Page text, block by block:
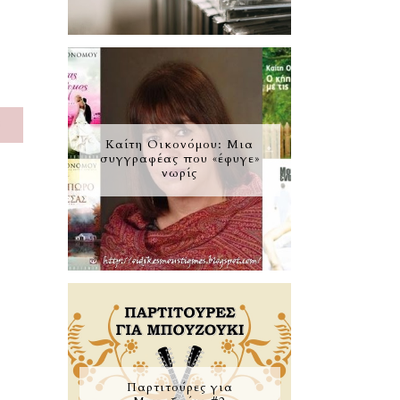
Καίτη Οικονόμου: Μια
συγγραφέας που «έφυγε»
νωρίς
Παρτιτούρες για